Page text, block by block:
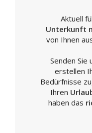
Raffadali
Realmonte
Sambuca di Sicilia
San Biagio Platani
Aktuell
Unterkunft
von Ihnen
Senden Sie
erstellen
Bedürfnisse
Ihren
haben das